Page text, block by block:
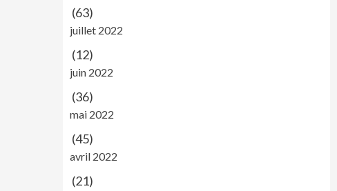
(63)
juillet 2022
(12)
juin 2022
(36)
mai 2022
(45)
avril 2022
(21)